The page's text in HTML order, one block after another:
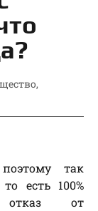
,
так
то есть 100%
отказ от